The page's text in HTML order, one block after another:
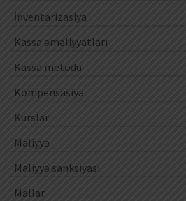
İnventarizasiya
Kassa əməliyyatları
Kassa metodu
Kompensasiya
Kurslar
Maliyyə
Maliyyə sanksiyası
Mallar